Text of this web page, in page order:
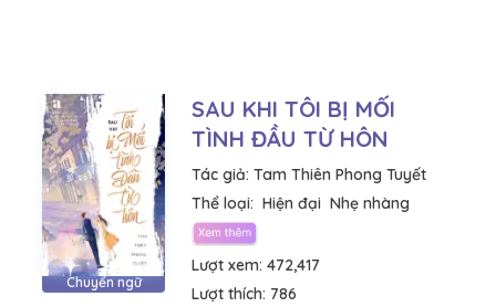
Chuyển ngữ
SAU KHI TÔI BỊ MỐI
TÌNH ĐẦU TỪ HÔN
Tác giả: Tam Thiên Phong Tuyết
Thể loại: Hiện đại Nhẹ nhàng
Lượt xem: 472,417
Lượt thích: 786